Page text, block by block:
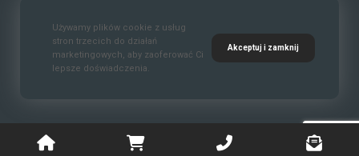
Używamy plików cookie z usług
stron trzecich do działań
marketingowych, aby zaoferować Ci
lepsze doświadczenia.
Akceptuj i zamknij